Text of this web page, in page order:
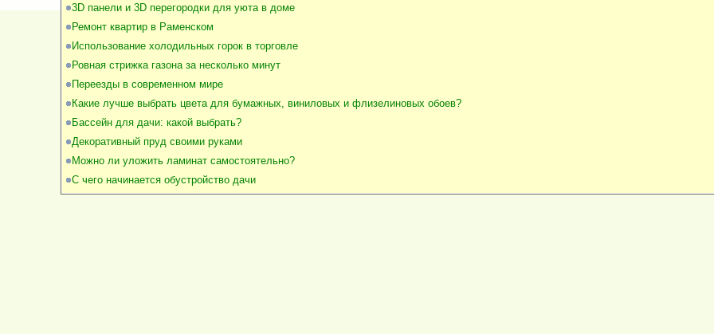
3D панели и 3D перегородки для уюта в доме
Ремонт квартир в Раменском
Использование холодильных горок в торговле
Ровная стрижка газона за несколько минут
Переезды в современном мире
Какие лучше выбрать цвета для бумажных, виниловых и флизелиновых обоев?
Бассейн для дачи: какой выбрать?
Декоративный пруд своими руками
Можно ли уложить ламинат самостоятельно?
С чего начинается обустройство дачи